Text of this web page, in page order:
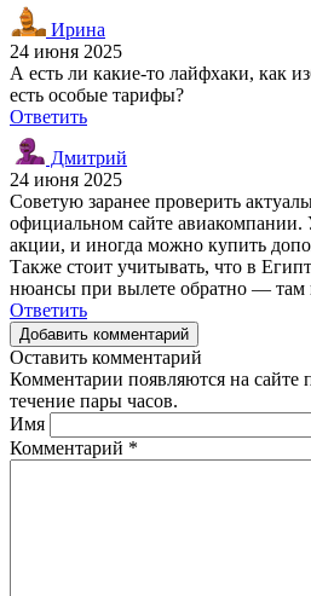
Ирина
24 июня 2025
А есть ли какие-то лайфхаки, как
есть особые тарифы?
Ответить
Дмитрий
24 июня 2025
Советую заранее проверить
официальном сайте
акции, и иногда можно купить
Также стоит учитывать, что в
нюансы при вылете обратно — там
Ответить
Добавить комментарий
Оставить комментарий
Комментарии появляются на сайте
течение пары часов.
Имя
Комментарий *